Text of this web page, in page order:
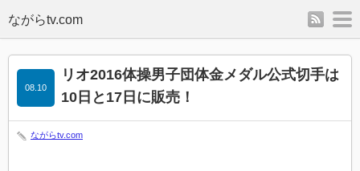
rss
リオ2016体操男子団体金メダル公式切手は
10日と17日に販売！
08.10
ながらtv.com